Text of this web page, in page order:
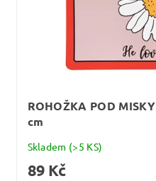
ROHOŽKA POD
cm
Skladem (>5 KS)
89 Kč